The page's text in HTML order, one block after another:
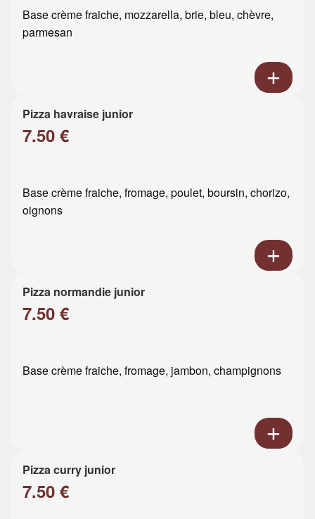
Base crème fraiche, mozzarella, brie, bleu, chèvre,
parmesan
Pizza havraise junior
7.50 €
Base crème fraiche, fromage, poulet, boursin, chorizo,
oignons
Pizza normandie junior
7.50 €
Base crème fraiche, fromage, jambon, champignons
Pizza curry junior
7.50 €